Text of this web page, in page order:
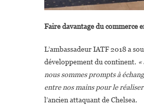
Faire davantage du commerce
L’ambassadeur IATF 2018 a
développement du continent.
nous sommes prompts à
entre nos mains pour le
l’ancien attaquant de Chelsea.